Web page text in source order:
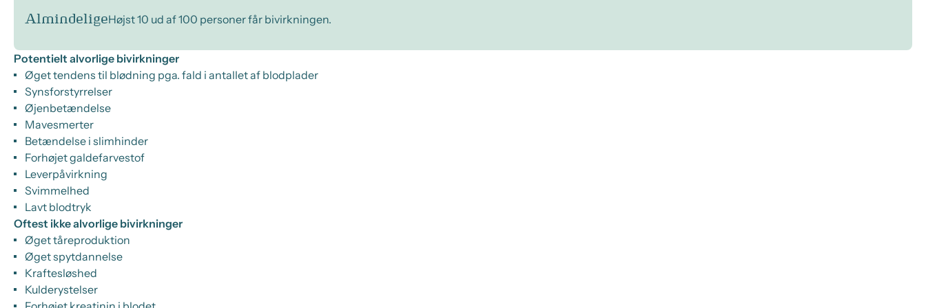
AlmindeligeHøjst 10 ud af 100 personer får bivirkningen.
Potentielt alvorlige bivirkninger
Øget tendens til blødning pga. fald i antallet af blodplader
Synsforstyrrelser
Øjenbetændelse
Mavesmerter
Betændelse i slimhinder
Forhøjet galdefarvestof
Leverpåvirkning
Svimmelhed
Lavt blodtryk
Oftest ikke alvorlige bivirkninger
Øget tåreproduktion
Øget spytdannelse
Kraftesløshed
Kulderystelser